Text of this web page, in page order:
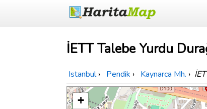
İETT Talebe Yurdu
Istanbul › Pendik › Kaynarca Mh. ›
+